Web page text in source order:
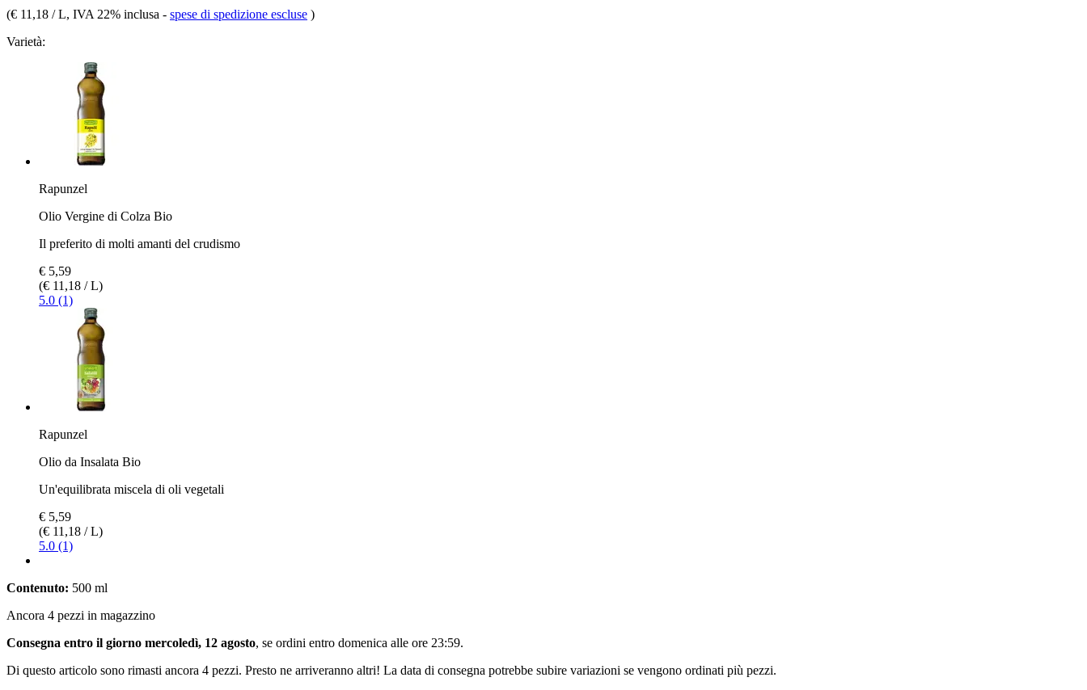
(€ 11,18 / L, IVA 22% inclusa - spese di spedizione escluse )
Varietà:
Rapunzel
Olio Vergine di Colza Bio
Il preferito di molti amanti del crudismo
€ 5,59
(€ 11,18 / L)
5.0 (1)
Rapunzel
Olio da Insalata Bio
Un'equilibrata miscela di oli vegetali
€ 5,59
(€ 11,18 / L)
5.0 (1)
Contenuto: 500 ml
Ancora 4 pezzi in magazzino
Consegna entro il giorno mercoledì, 12 agosto, se ordini entro domenica alle ore 23:59.
Di questo articolo sono rimasti ancora 4 pezzi. Presto ne arriveranno altri! La data di consegna potrebbe subire variazioni se vengono ordinati più pezzi.